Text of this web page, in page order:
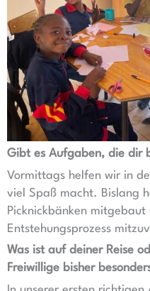
Gibt es Aufgaben, die dir
Vormittags helfen wir in
viel Spaß macht. Bislang
Picknickbänken mitgebaut
Entstehungsprozess
Was ist auf deiner Reise
Freiwillige bisher